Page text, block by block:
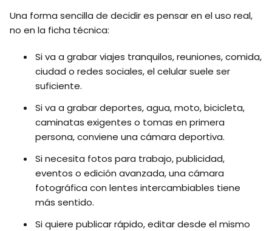
Una forma sencilla de decidir es pensar en el uso real,
no en la ficha técnica:
Si va a grabar viajes tranquilos, reuniones, comida,
ciudad o redes sociales, el celular suele ser
suficiente.
Si va a grabar deportes, agua, moto, bicicleta,
caminatas exigentes o tomas en primera
persona, conviene una cámara deportiva.
Si necesita fotos para trabajo, publicidad,
eventos o edición avanzada, una cámara
fotográfica con lentes intercambiables tiene
más sentido.
Si quiere publicar rápido, editar desde el mismo